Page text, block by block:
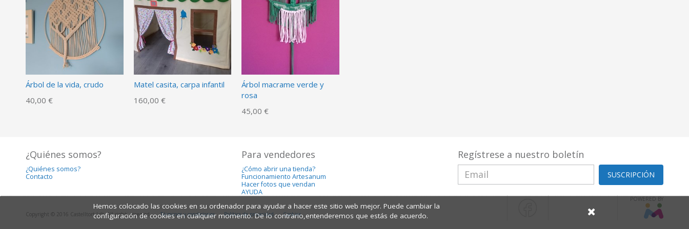
Árbol de la vida, crudo
40,00 €
Matel casita, carpa infantil
160,00 €
Árbol macrame verde y
rosa
45,00 €
¿Quiénes somos?
¿Quiénes somos?
Contacto
Para vendedores
¿Cómo abrir una tienda?
Funcionamiento Artesanum
Hacer fotos que vendan
AYUDA
Regístrese a nuestro boletín
SUSCRIPCIÓN
Copyright © 2016 Castelltort Ldt. All rights reserved. Términos y condiciones Política de privacidad Cookies
POWERED BY
Hemos colocado las cookies en su ordenador para ayudar a hacer este sitio web mejor. Puede cambiar la
configuración de cookies en cualquier momento. De lo contrario,entenderemos que estás de acuerdo.